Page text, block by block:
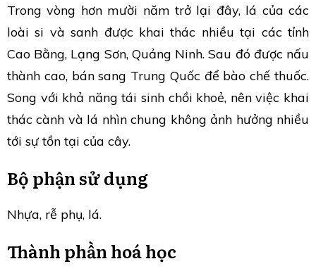
Trong vòng hơn mười năm trở lại đây, lá của các
loài si và sanh được khai thác nhiều tại các tỉnh
Cao Bằng, Lạng Sơn, Quảng Ninh. Sau đó được nấu
thành cao, bán sang Trung Quốc để bào chế thuốc.
Song với khả năng tái sinh chồi khoẻ, nên việc khai
thác cành và lá nhìn chung không ảnh hưởng nhiều
tới sự tồn tại của cây.
Bộ phận sử dụng
Nhựa, rễ phụ, lá.
Thành phần hoá học